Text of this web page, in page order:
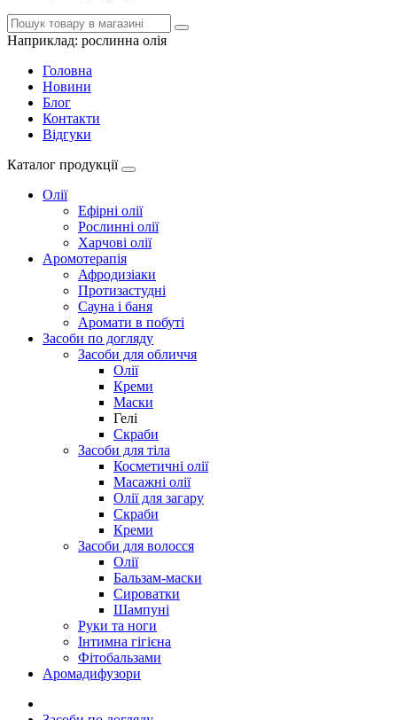
Наприклад: рослинна олія
Головна
Новини
Блог
Контакти
Відгуки
Каталог продукції
Олії
Ефірні олії
Рослинні олії
Харчові олії
Аромотерапія
Афродизіаки
Протизастудні
Сауна і баня
Аромати в побуті
Засоби по догляду
Засоби для обличчя
Олії
Креми
Маски
Гелі
Скраби
Засоби для тіла
Косметичні олії
Масажні олії
Олії для загару
Скраби
Креми
Засоби для волосся
Олії
Бальзам-маски
Сироватки
Шампуні
Руки та ноги
Інтимна гігієна
Фітобальзами
Аромадифузори